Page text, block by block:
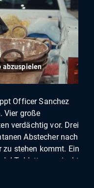
abzuspielen
Officer Sanchez
Vier große
verdächtig vor. Drei
Abstecher nach
zu stehen kommt. Ein
Tabletten erwischt,
über die Grenze